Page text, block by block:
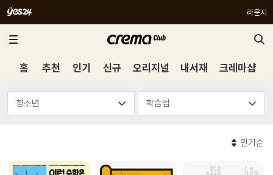
라운지
홈 추천 인기 신규 오리지널 내서재 크레마샵
인기순